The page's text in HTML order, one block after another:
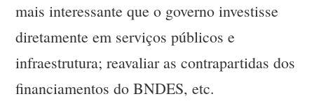
mais interessante que o governo investisse
diretamente em serviços públicos e
infraestrutura; reavaliar as contrapartidas dos
financiamentos do BNDES, etc.